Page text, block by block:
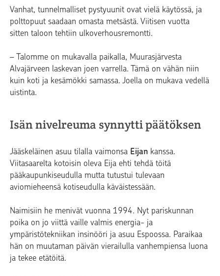
Vanhat, tunnelmalliset pystyuunit ovat vielä käytössä, ja
polttopuut saadaan omasta metsästä. Viitisen vuotta
sitten taloon tehtiin ulkoverhousremontti.
– Talomme on mukavalla paikalla, Muurasjärvesta
Alvajärveen laskevan joen varrella. Tämä on vähän niin
kuin koti ja kesämökki samassa. Joella on mukava vedellä
uistinta.
Isän nivelreuma synnytti päätöksen
Jääskeläinen asuu tilalla vaimonsa Eijan kanssa.
Viitasaarelta kotoisin oleva Eija ehti tehdä töitä
pääkaupunkiseudulla mutta tutustui tulevaan
aviomieheensä kotiseudulla käväistessään.
Naimisiin he menivät vuonna 1994. Nyt pariskunnan
poika on jo viittä vaille valmis energia- ja
ympäristötekniikan insinööri ja asuu Espoossa. Paraikaa
hän on muutaman päivän vierailulla vanhempiensa luona
ja tekee etätöitä.